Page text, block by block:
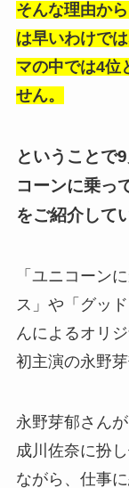
そんな理由か
は早いわけで
マの中では4位
せん。
ということで
コーンに乗っ
をご紹介して
「ユニコーン
ス」や「グッ
んによるオリ
初主演の永野
永野芽郁さん
成川佐奈に扮
ながら、仕事